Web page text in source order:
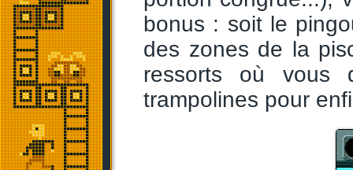
bonus : soit le
des zones de la
ressorts où vous
trampolines pour